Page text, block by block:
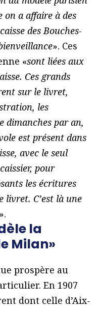
on a affaire à des
des Bouches-
». Ces
«sont liées aux
Ces grands
sur le livret,
les
dimanches par an,
est présent dans
avec le seul
pour
les écritures
livret. C’est là une
».
la
Milan»
prospère au
En 1907
dont celle d’Aix-